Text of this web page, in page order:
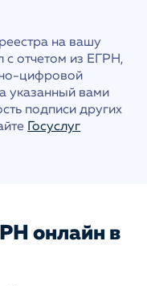
на вашу
с отчетом из ЕГРН,
цифровой
указанный вами
подписи других
Госуслуг
онлайн в